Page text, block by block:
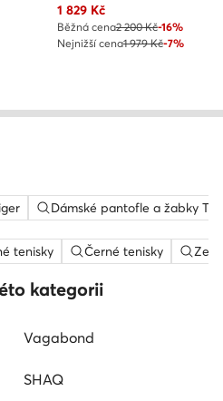
Aktuální cena
1 829Kč
Běžná cena2 200 Kč-16%
Nejnižší cena1 979 Kč-7%
Dámské pantofle a žabky
tenisky Černé tenisky
kategorii
Vagabond
SHAQ